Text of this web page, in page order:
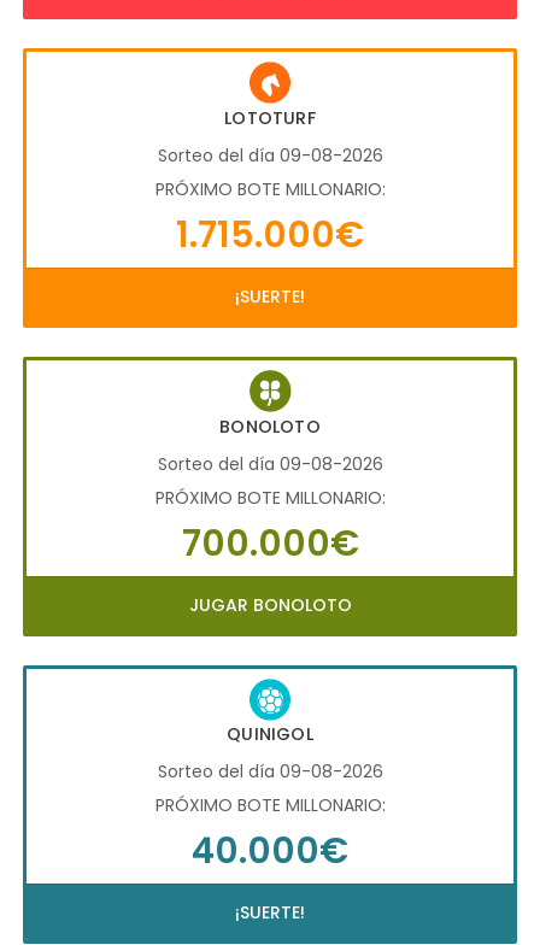
LOTOTURF
Sorteo del día 09-08-2026
PRÓXIMO BOTE MILLONARIO:
1.715.000€
¡SUERTE!
BONOLOTO
Sorteo del día 09-08-2026
PRÓXIMO BOTE MILLONARIO:
700.000€
JUGAR BONOLOTO
QUINIGOL
Sorteo del día 09-08-2026
PRÓXIMO BOTE MILLONARIO:
40.000€
¡SUERTE!